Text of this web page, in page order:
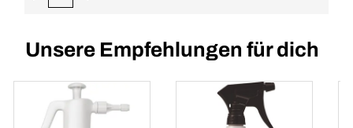
Unsere Empfehlungen für dich